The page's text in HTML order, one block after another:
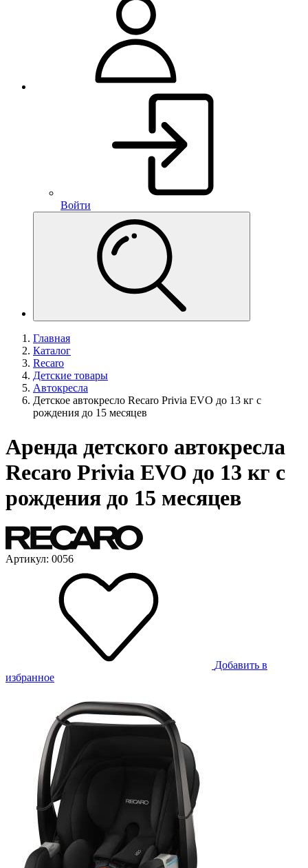
Войти
Главная
Каталог
Recaro
Детские товары
Автокресла
Детское автокресло Recaro Privia EVO до 13 кг с
рождения до 15 месяцев
Аренда детского автокресла
Recaro Privia EVO до 13 кг с
рождения до 15 месяцев
Артикул: 0056
Добавить в
избранное